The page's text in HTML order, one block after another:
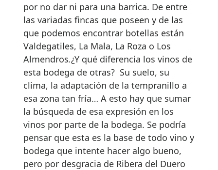
por no dar ni para una barrica. De entre
las variadas fincas que poseen y de las
que podemos encontrar botellas están
Valdegatiles, La Mala, La Roza o Los
Almendros.¿Y qué diferencia los vinos de
esta bodega de otras? Su suelo, su
clima, la adaptación de la tempranillo a
esa zona tan fría… A esto hay que sumar
la búsqueda de esa expresión en los
vinos por parte de la bodega. Se podría
pensar que esta es la base de todo vino y
bodega que intente hacer algo bueno,
pero por desgracia de Ribera del Duero